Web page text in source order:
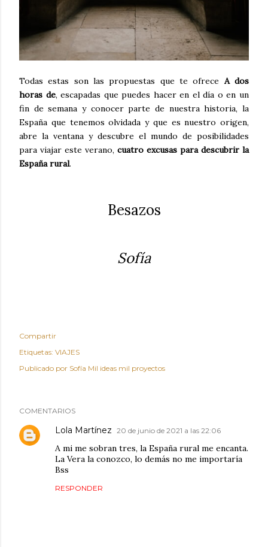
Todas estas son las propuestas que te ofrece A dos
horas de, escapadas que puedes hacer en el día o en un
fin de semana y conocer parte de nuestra historia, la
España que tenemos olvidada y que es nuestro origen,
abre la ventana y descubre el mundo de posibilidades
para viajar este verano, cuatro excusas para descubrir la
España rural.
Besazos
Sofía
Compartir
Etiquetas: VIAJES
Publicado por Sofía Mil ideas mil proyectos
COMENTARIOS
Lola Martínez 20 de junio de 2021 a las 22:06
A mi me sobran tres, la España rural me encanta.
La Vera la conozco, lo demás no me importaría
Bss
RESPONDER